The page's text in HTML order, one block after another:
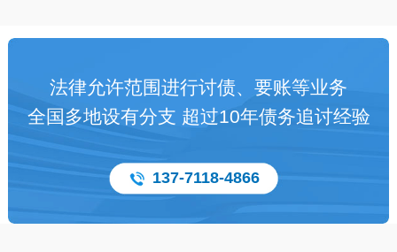
法律允许范围进行讨债、要账等业务
全国多地设有分支 超过10年债务追讨经验
137-7118-4866